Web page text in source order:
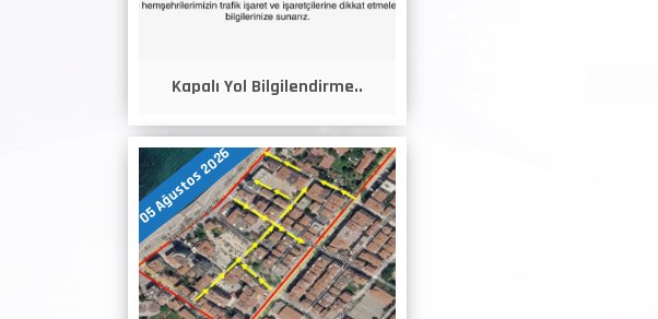
Kapalı Yol Bilgilendirme..
05 Ağustos 2026